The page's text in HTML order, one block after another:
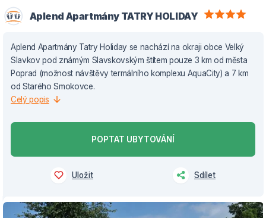
Aplend Apartmány TATRY HOLIDAY
Aplend Apartmány Tatry Holiday se nachází na okraji obce Velký
Slavkov pod známým Slavskovským štítem pouze 3 km od města
Poprad (možnost návštěvy termálního komplexu AquaCity) a 7 km
od Starého Smokovce.
Celý popis
POPTAT UBYTOVÁNÍ
Uložit Sdílet